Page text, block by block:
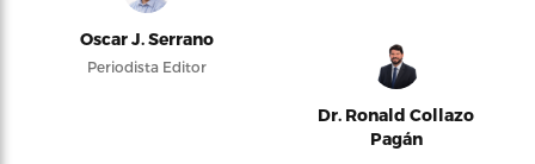
Oscar J. Serrano
Periodista Editor
Dr. Ronald Collazo
Pagán